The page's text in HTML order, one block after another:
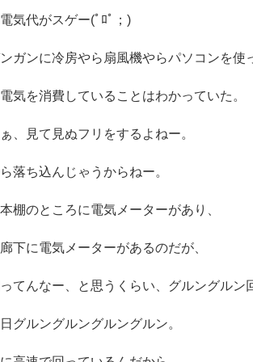
電気代がスゲー(ﾟﾛﾟ；)
ガンに冷房やら扇風機やらパソコンを使
気を消費していることはわかっていた。
、見て見ぬフリをするよねー。
落ち込んじゃうからねー。
棚のところに電気メーターがあり、
下に電気メーターがあるのだが、
てんなー、と思うくらい、グルングルン
グルングルングルングルン。